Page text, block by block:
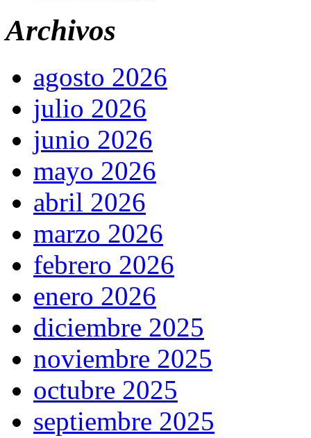
Archivos
agosto 2026
julio 2026
junio 2026
mayo 2026
abril 2026
marzo 2026
febrero 2026
enero 2026
diciembre 2025
noviembre 2025
octubre 2025
septiembre 2025